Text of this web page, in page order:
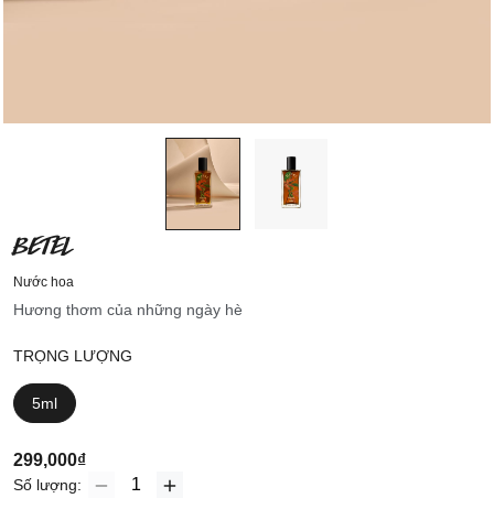
BETEL
Nước hoa
Hương thơm của những ngày hè
TRỌNG LƯỢNG
5ml
299,000₫
Số lượng: